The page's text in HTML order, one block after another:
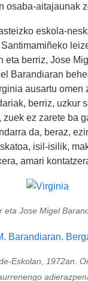
osaba-aitajaunak
eskola-
eta berriz, Jose
Barandiaran
ausartu omen
berriz, uzkur
zuek ez zarete ba
da, beraz,
isil-isilik,
amari
eta Jose Migel
Eskolan, 1972an.